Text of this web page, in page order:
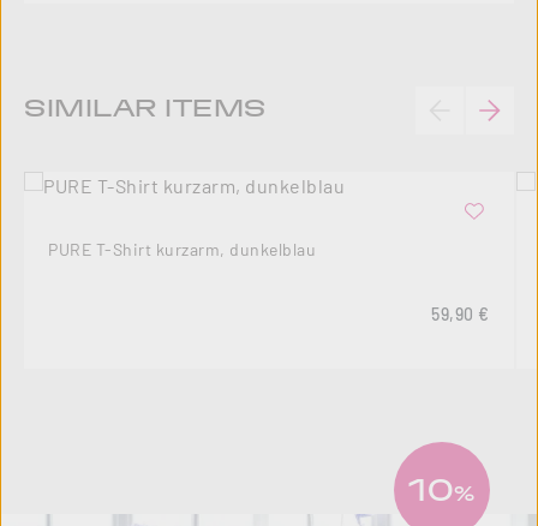
Produktgalerie überspringen
SIMILAR ITEMS
PURE T-Shirt kurzarm, dunkelblau
Regulärer
59,90 €
10%